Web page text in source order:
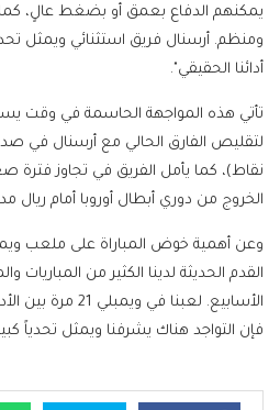
يمكنهم الدفاع بعمق أو بضغط عالٍ،
ومنظم. أرسنال فريق استثنائي ويمثل
أدائنا الحقيقي".
تأتي هذه المواجهة الحاسمة في وقت
نقاط)، كما يأمل الفريق في تجاوز فترة
الخروج من دوري أبطال أوروبا أمام
وعن أهمية خوض المباراة على ملعب
القدم الحديثة لدينا الكثير من المباريات
الأسابيع. لعبنا في
فإن التواجد هناك يشرفنا ويمثل تحدياً